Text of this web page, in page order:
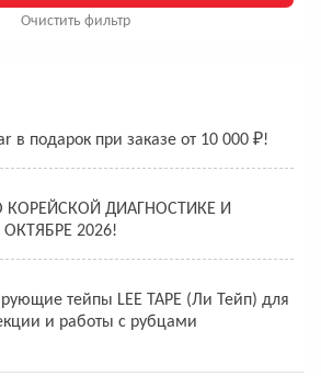
Очистить фильтр
в подарок при заказе от 10 000 ₽!
ДИАГНОСТИКЕ И
2026!
тейпы LEE TAPE (Ли Тейп) для
и работы с рубцами